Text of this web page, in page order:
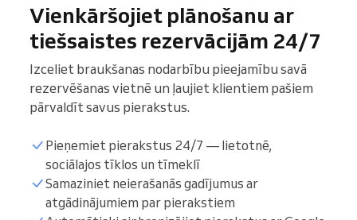
Vienkāršojiet plānošanu ar
tiešsaistes rezervācijām 24/7
Izceliet braukšanas nodarbību pieejamību savā
rezervēšanas vietnē un ļaujiet klientiem pašiem
pārvaldīt savus pierakstus.
Pieņemiet pierakstus 24/7 — lietotnē,
sociālajos tīklos un tīmeklī
Samaziniet neierašanās gadījumus ar
atgādinājumiem par pierakstiem